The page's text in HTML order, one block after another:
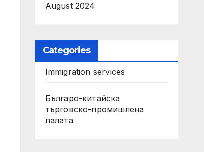
August 2024
Categories
Immigration services
Българо-китайска
търговско-промишлена
палата